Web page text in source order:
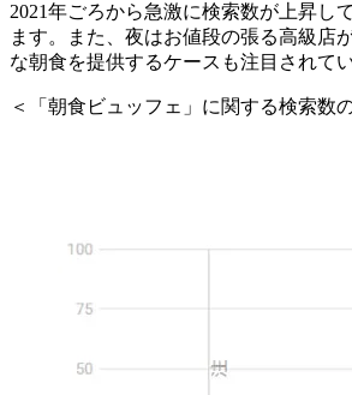
2021年ごろから急激に検索数が上昇し
ます。また、夜はお値段の張る高級店
な朝食を提供するケースも注目されてい
＜「朝食ビュッフェ」に関する検索数